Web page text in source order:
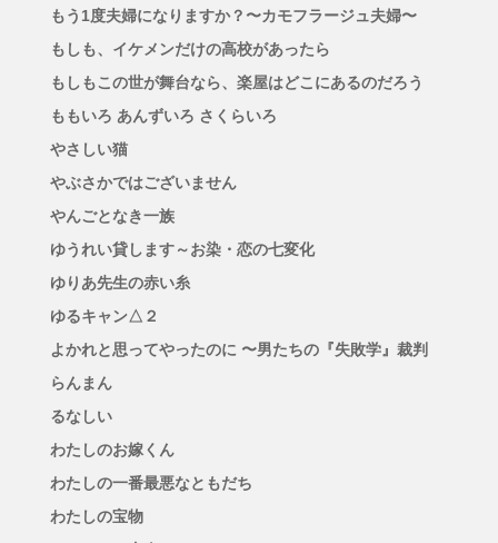
もう1度夫婦になりますか？〜カモフラージュ夫婦〜
もしも、イケメンだけの高校があったら
もしもこの世が舞台なら、楽屋はどこにあるのだろう
ももいろ あんずいろ さくらいろ
やさしい猫
やぶさかではございません
やんごとなき一族
ゆうれい貸します～お染・恋の七変化
ゆりあ先生の赤い糸
ゆるキャン△２
よかれと思ってやったのに 〜男たちの『失敗学』裁判
らんまん
るなしい
わたしのお嫁くん
わたしの一番最悪なともだち
わたしの宝物